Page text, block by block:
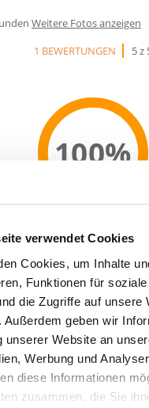
verwendet Cookies
Cookies, um Inhalte
Funktionen für
die Zugriffe auf unsere
Außerdem geben wir
unserer Website an
Werbung und
diese Informationen
zusammen, die Sie
Weitere Fotos anzeigen
1 BEWERTUNGEN
5 z
100%
Pflege des Deckhaars und
mit Noppen